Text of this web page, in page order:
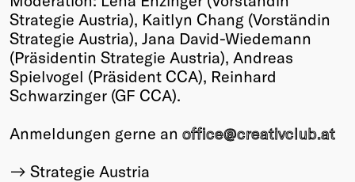
Strategie Austria), Kaitlyn Chang (Vorständin
Strategie Austria), Jana David-Wiedemann
(Präsidentin Strategie Austria), Andreas
Spielvogel (Präsident CCA), Reinhard
Schwarzinger (GF CCA).
Anmeldungen gerne an office@creativclub.at
Strategie Austria